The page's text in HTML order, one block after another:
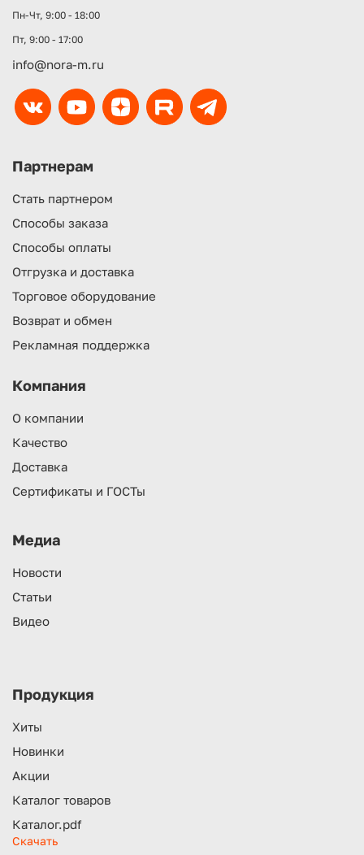
Пн-Чт, 9:00 - 18:00
Пт, 9:00 - 17:00
info@nora-m.ru
Партнерам
Стать партнером
Способы заказа
Способы оплаты
Отгрузка и доставка
Торговое оборудование
Возврат и обмен
Рекламная поддержка
Компания
О компании
Качество
Доставка
Сертификаты и ГОСТы
Медиа
Новости
Статьи
Видео
Продукция
Хиты
Новинки
Акции
Каталог товаров
Каталог.pdf
Скачать